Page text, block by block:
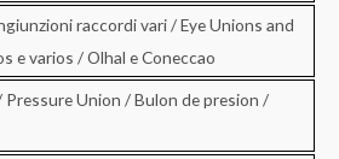
raccordi vari / Eye Unions and
e varios / Olhal e Coneccao
Pressure Union / Bulon de presion /